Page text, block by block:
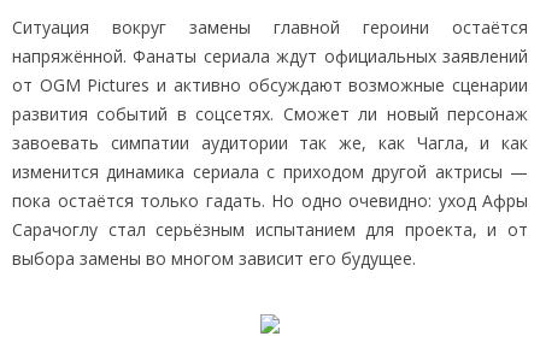
Ситуация вокруг замены главной героини остаётся
напряжённой. Фанаты сериала ждут официальных заявлений
от OGM Pictures и активно обсуждают возможные сценарии
развития событий в соцсетях. Сможет ли новый персонаж
завоевать симпатии аудитории так же, как Чагла, и как
изменится динамика сериала с приходом другой актрисы —
пока остаётся только гадать. Но одно очевидно: уход Афры
Сарачоглу стал серьёзным испытанием для проекта, и от
выбора замены во многом зависит его будущее.